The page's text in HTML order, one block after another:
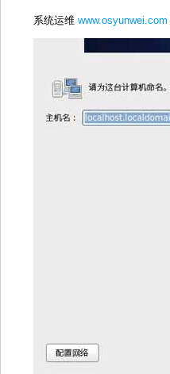
系统运维 www.osyunwei.com